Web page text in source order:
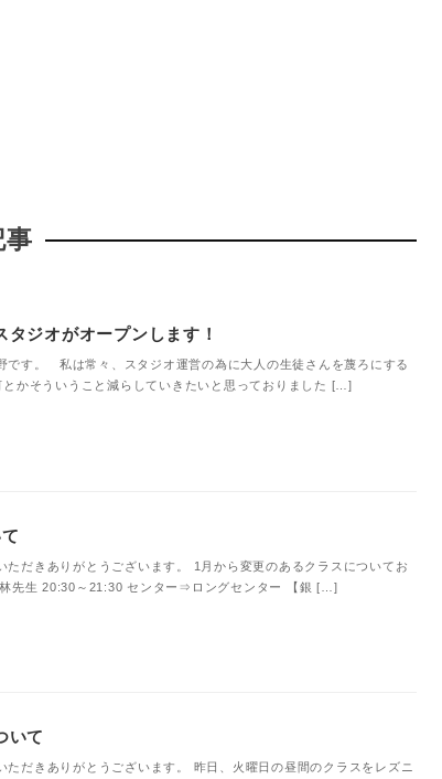
事
ジオがオープンします！
です。 私は常々、スタジオ運営の為に大人の生徒さんを蔑ろにする
かそういうこと減らしていきたいと思っておりました […]
だきありがとうございます。 1月から変更のあるクラスについてお
先生 20:30～21:30 センター⇒ロングセンター 【銀 […]
いて
だきありがとうございます。 昨日、火曜日の昼間のクラスをレズニ